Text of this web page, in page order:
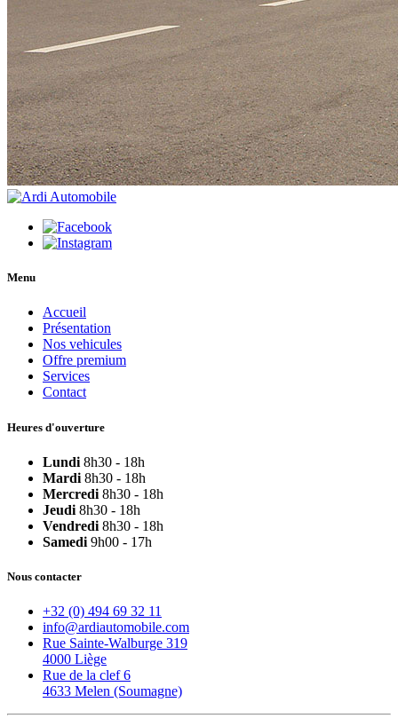
Menu
Accueil
Présentation
Nos vehicules
Offre premium
Services
Contact
Heures d'ouverture
Lundi 8h30 - 18h
Mardi 8h30 - 18h
Mercredi 8h30 - 18h
Jeudi 8h30 - 18h
Vendredi 8h30 - 18h
Samedi 9h00 - 17h
Nous contacter
+32 (0) 494 69 32 11
info@ardiautomobile.com
Rue Sainte-Walburge 319
4000 Liège
Rue de la clef 6
4633 Melen (Soumagne)